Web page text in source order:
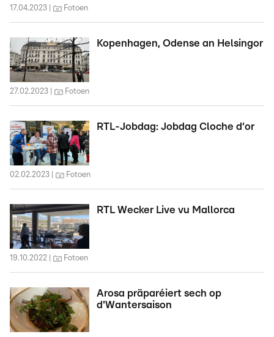
17.04.2023 Fotoen
Kopenhagen, Odense an Helsingor
27.02.2023 Fotoen
RTL-Jobdag: Jobdag Cloche d‘or
02.02.2023 Fotoen
RTL Wecker Live vu Mallorca
19.10.2022 Fotoen
Arosa präparéiert sech op
d'Wantersaison